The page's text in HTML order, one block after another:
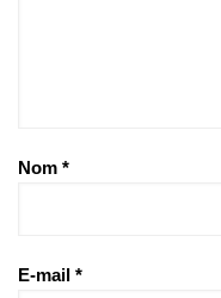
Nom *
E-mail *